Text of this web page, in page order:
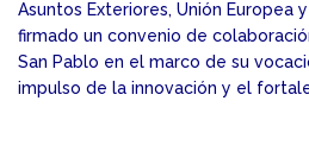
Asuntos Exteriores, Unión Europea
firmado un convenio de
San Pablo en el marco de su
impulso de la innovación y el